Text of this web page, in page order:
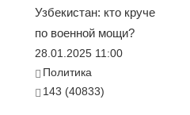
Узбекистан: кто круче
по военной мощи?
28.01.2025 11:00
Политика
143 (40833)